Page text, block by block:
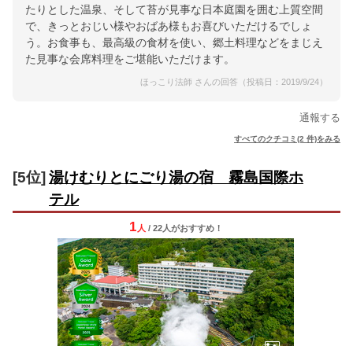
たりとした温泉、そして苔が見事な日本庭園を囲む上質空間
で、きっとおじい様やおばあ様もお喜びいただけるでしょ
う。お食事も、最高級の食材を使い、郷土料理などをまじえ
た見事な会席料理をご堪能いただけます。
ほっこり法師 さんの回答（投稿日：2019/9/24）
通報する
すべてのクチコミ(2 件)をみる
[5位] 湯けむりとにごり湯の宿 霧島国際ホ
テル
1 人 / 22人がおすすめ！